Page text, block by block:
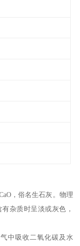
，俗名生石灰。物理
杂质时呈淡或灰色，
中吸收二氧化碳及水